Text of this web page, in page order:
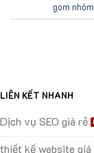
gom
LIÊN KẾT NHANH
Dịch vụ SEO giá rẻ
thiết kế website giá